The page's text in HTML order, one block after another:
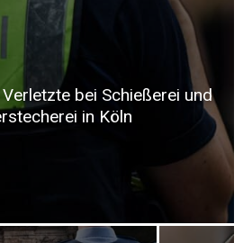
bei Schießerei und
in Köln